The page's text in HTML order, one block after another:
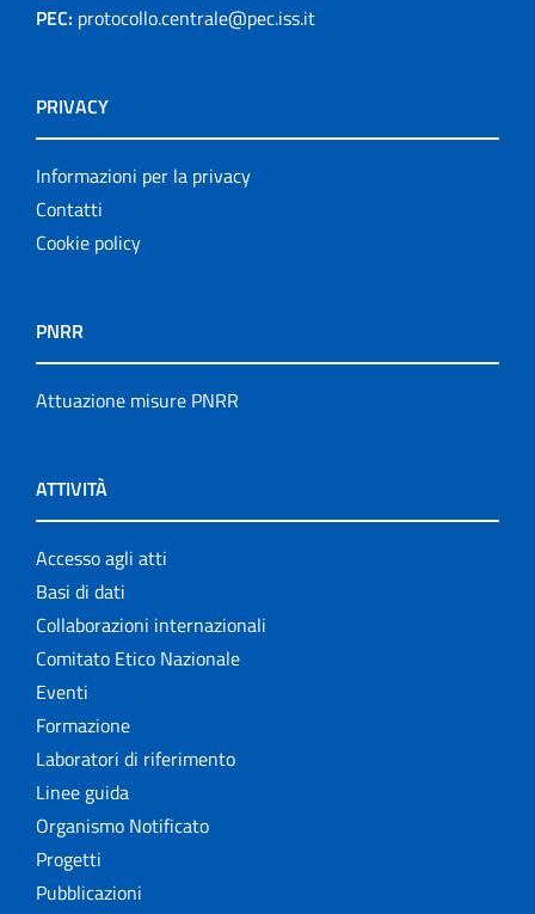
PEC: protocollo.centrale@pec.iss.it
PRIVACY
Informazioni per la privacy
Contatti
Cookie policy
PNRR
Attuazione misure PNRR
ATTIVITÀ
Accesso agli atti
Basi di dati
Collaborazioni internazionali
Comitato Etico Nazionale
Eventi
Formazione
Laboratori di riferimento
Linee guida
Organismo Notificato
Progetti
Pubblicazioni